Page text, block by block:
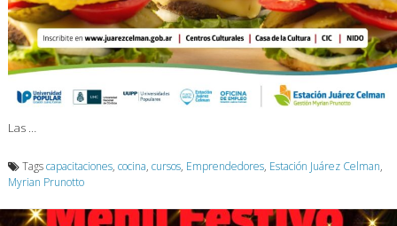
Las …
Tagscapacitaciones, cocina, cursos, Emprendedores, Estación Juárez Celman,
Myrian Prunotto